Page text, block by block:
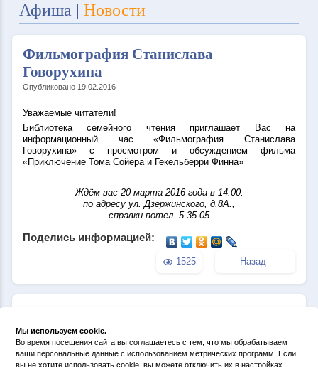
Афиша | Новости
Фильмография Станислава
Говорухина
Опубликовано 19.02.2016
Уважаемые читатели!
Библиотека семейного чтения приглашает Вас на
информационный час «Фильмография Станислава
Говорухина» с просмотром и обсуждением фильма
«Приключение Тома Сойера и Гекельберри Финна»
Ждём вас 20 марта 2016 года в 14.00.
по адресу ул. Дзержинского, д.8А.,
справки потел. 5-35-05
1525 Назад
Поделись информацией:
Другие новости по теме:
Писатель. Сценарист. Актер
Кэтландия
Берегите Землю
Кукла - желанница
Мы используем cookie.
Во время посещения сайта вы соглашаетесь с тем, что мы обрабатываем
ваши персональные данные с использованием метрических программ. Если
вы не хотите использовать cookie, вы можете отключить их в настройках